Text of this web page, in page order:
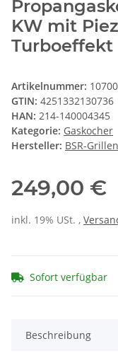
KW mit
Turboeffekt
Artikelnummer:
GTIN: 4251332130736
HAN: 214-140004345
Kategorie: Gaskocher
Hersteller: BSR-
249,00 €
inkl. 19% USt. ,
Sofort verfügbar
Beschreibung